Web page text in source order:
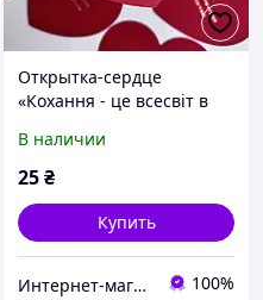
Открытка-сердце
«Кохання - це всесвіт в
тиснением
В наличии
25₴
Купить
Интернет-магазин AWATCH 100%